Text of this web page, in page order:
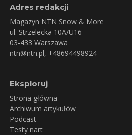
Adres redakcji
Magazyn NTN Snow & More
ul. Strzelecka 10A/U16
03-433 Warszawa
ntn@ntn.pl, +48694498924
Eksploruj
Strona główna
Archiwum artykułów
Podcast
Testy nart